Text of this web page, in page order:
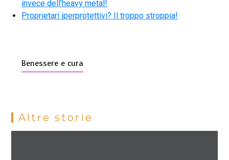
invece dell’heavy metal!
Proprietari iperprotettivi? Il troppo stroppia!
Benessere e cura
Altre storie